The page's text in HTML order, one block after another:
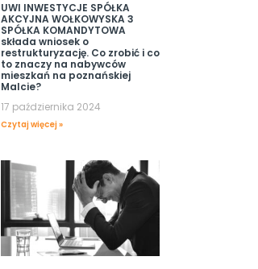
UWI INWESTYCJE SPÓŁKA
AKCYJNA WOŁKOWYSKA 3
SPÓŁKA KOMANDYTOWA
składa wniosek o
restrukturyzację. Co zrobić i co
to znaczy na nabywców
mieszkań na poznańskiej
Malcie?
17 października 2024
Czytaj więcej »